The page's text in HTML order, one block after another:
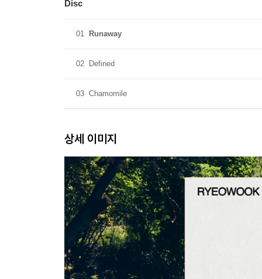
Disc
01 Runaway
02 Defined
03 Chamomile
상세 이미지